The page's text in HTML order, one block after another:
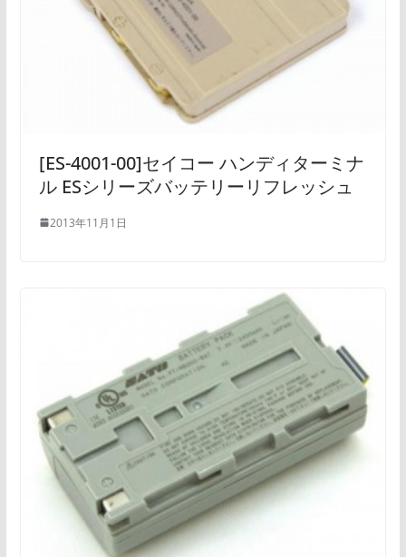
[ES-4001-00]セイコー ハンディターミナ
ル ESシリーズバッテリーリフレッシュ
2013年11月1日